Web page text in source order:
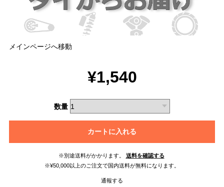
メインページへ移動
¥1,540
数量
カートに入れる
※別途送料がかかります。
送料を確認する
※¥50,000以上のご注文で国内送料が無料になります。
通報する